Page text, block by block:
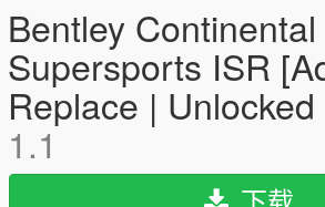
Bentley Continental
Supersports ISR
Replace |
1.1